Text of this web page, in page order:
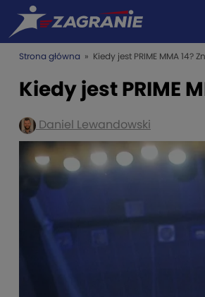
Strona główna » Kiedy jest PRIME MMA 14?
Kiedy jest PRIME
Daniel Lewandowski